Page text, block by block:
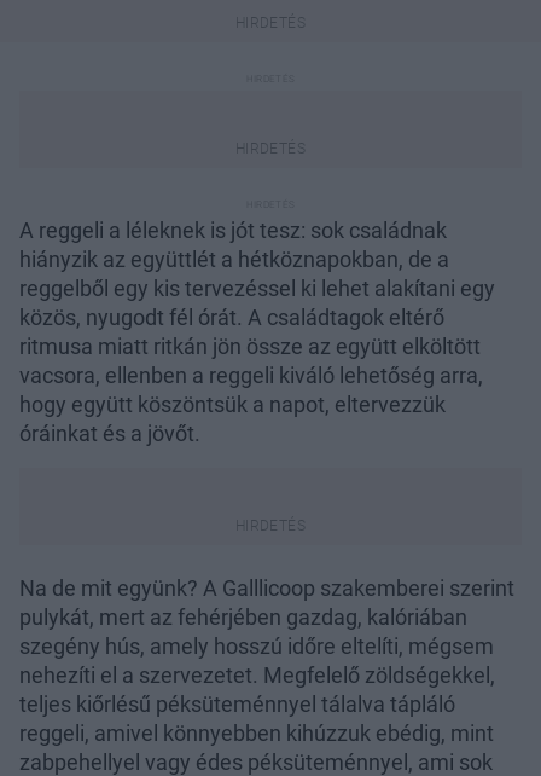
A reggeli a léleknek is jót tesz: sok családnak
hiányzik az együttlét a hétköznapokban, de a
reggelből egy kis tervezéssel ki lehet alakítani egy
közös, nyugodt fél órát. A családtagok eltérő
ritmusa miatt ritkán jön össze az együtt elköltött
vacsora, ellenben a reggeli kiváló lehetőség arra,
hogy együtt köszöntsük a napot, eltervezzük
óráinkat és a jövőt.
Na de mit együnk? A Galllicoop szakemberei szerint
pulykát, mert az fehérjében gazdag, kalóriában
szegény hús, amely hosszú időre eltelíti, mégsem
nehezíti el a szervezetet. Megfelelő zöldségekkel,
teljes kiőrlésű péksüteménnyel tálalva tápláló
reggeli, amivel könnyebben kihúzzuk ebédig, mint
zabpehellyel vagy édes péksüteménnyel, ami sok